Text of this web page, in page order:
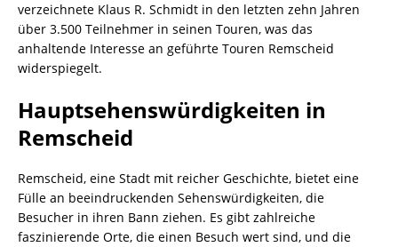
verzeichnete Klaus R. Schmidt in den letzten zehn Jahren
über 3.500 Teilnehmer in seinen Touren, was das
anhaltende Interesse an geführte Touren Remscheid
widerspiegelt.
Hauptsehenswürdigkeiten in
Remscheid
Remscheid, eine Stadt mit reicher Geschichte, bietet eine
Fülle an beeindruckenden Sehenswürdigkeiten, die
Besucher in ihren Bann ziehen. Es gibt zahlreiche
faszinierende Orte, die einen Besuch wert sind, und die